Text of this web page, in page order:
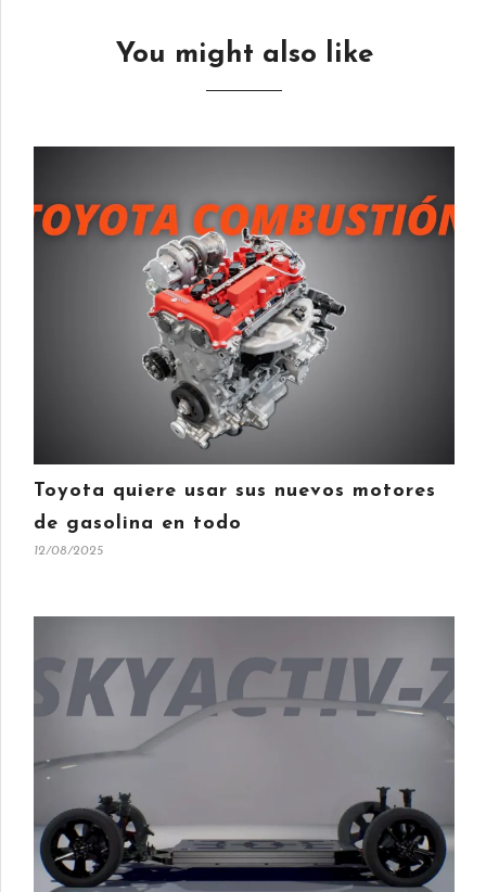
You might also like
Toyota quiere usar sus nuevos motores
de gasolina en todo
12/08/2025